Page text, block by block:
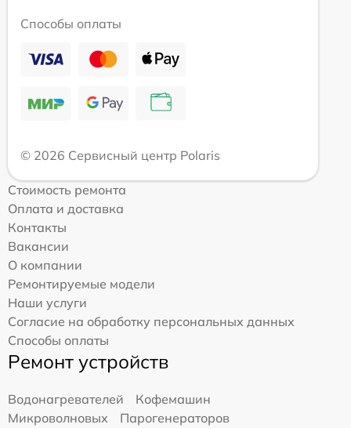
Способы оплаты
© 2026 Сервисный центр Polaris
Стоимость ремонта
Оплата и доставка
Контакты
Вакансии
О компании
Ремонтируемые модели
Наши услуги
Согласие на обработку персональных данных
Способы оплаты
Ремонт устройств
Водонагревателей
Кофемашин
Микроволновых
Парогенераторов